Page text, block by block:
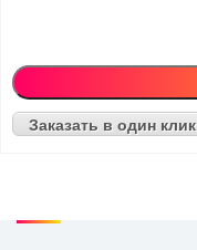
Заказать в один клик